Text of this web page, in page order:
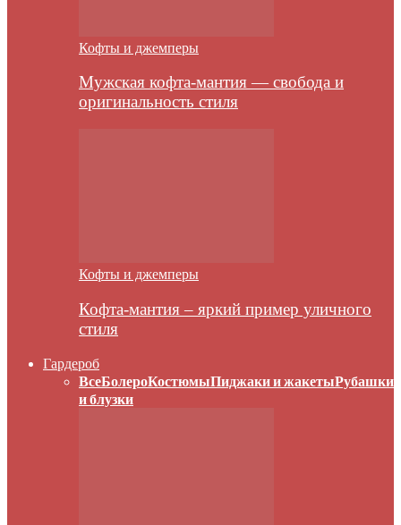
Кофты и джемперы
Мужская кофта-мантия — свобода и
оригинальность стиля
Кофты и джемперы
Кофта-мантия – яркий пример уличного
стиля
Гардероб
ВсеБолероКостюмыПиджаки и жакетыРубашки
и блузки